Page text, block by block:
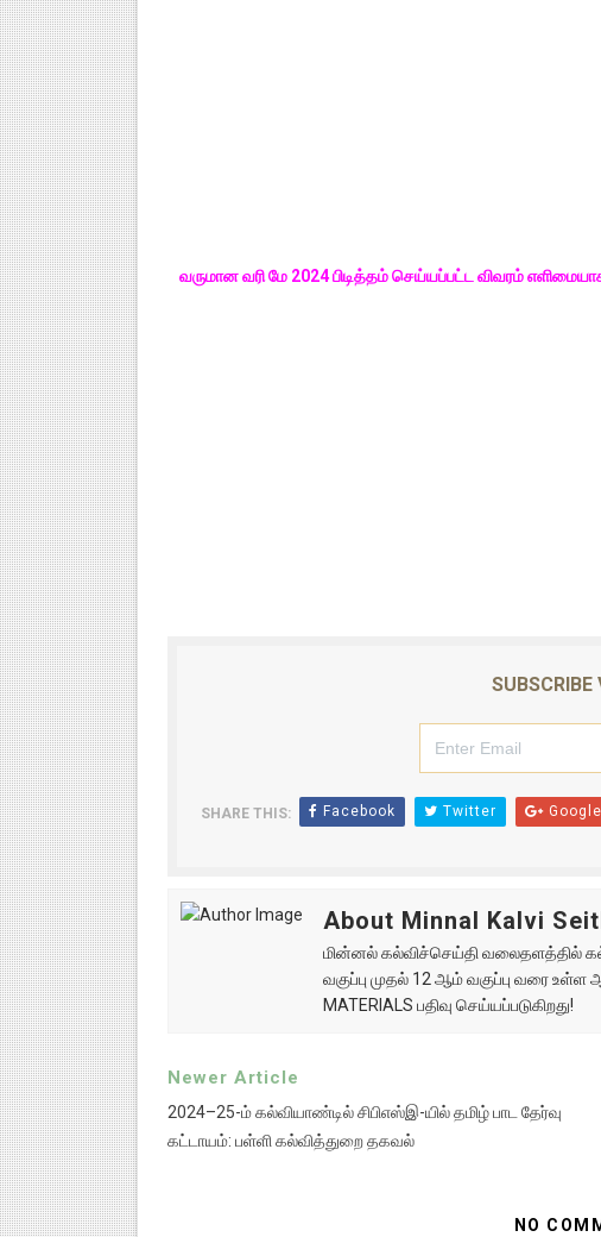
வருமான வரி மே 2024 பிடித்தம் செய்யப்பட்ட விவரம்
SUBSCRIBE
SHARE THIS: Facebook Twitter
About Minnal Kalvi
மின்னல் கல்விச்செய்தி வலைதளத்தில்
வகுப்பு முதல் 12 ஆம் வகுப்பு வரை
MATERIALS பதிவு செய்யப்படுகிறது!
Newer Article
2024–25-ம் கல்வியாண்டில் சிபிஎஸ்இ-யில் தமிழ் பாட தேர்வு
கட்டாயம்: பள்ளி கல்வித்துறை தகவல்
NO